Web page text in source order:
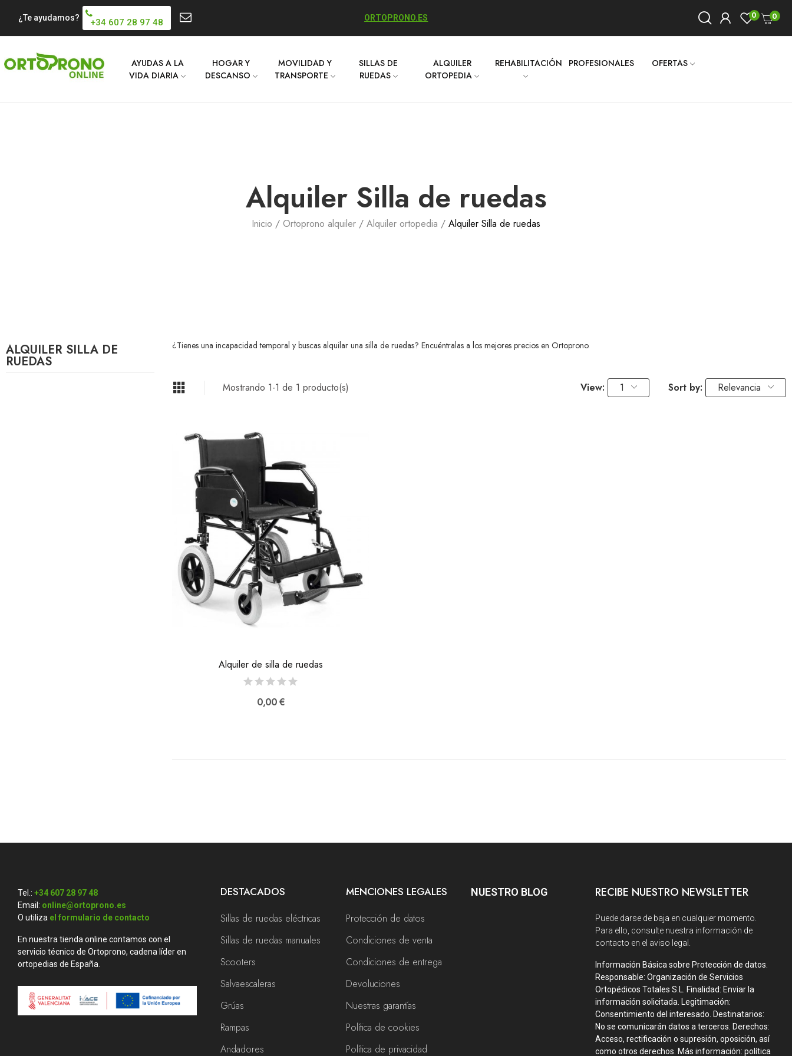
¿Te ayudamos? +34 607 28 97 48 ORTOPRONO.ES 0 0
AYUDAS A LA
VIDA DIARIA
HOGAR Y
DESCANSO
MOVILIDAD Y
TRANSPORTE
SILLAS DE
RUEDAS
ALQUILER
ORTOPEDIA
REHABILITACIÓN PROFESIONALES OFERTAS
Alquiler Silla de ruedas
Inicio Ortoprono alquiler Alquiler ortopedia Alquiler Silla de ruedas
ALQUILER SILLA DE
RUEDAS
¿Tienes una incapacidad temporal y buscas alquilar una silla de ruedas? Encuéntralas a los mejores precios en Ortoprono.
Mostrando 1-1 de 1 producto(s) View: 1 Sort by: Relevancia
Alquiler de silla de ruedas
0,00 €
Tel.: +34 607 28 97 48
Email: online@ortoprono.es
O utiliza el formulario de contacto
En nuestra tienda online contamos con el
servicio técnico de Ortoprono, cadena líder en
ortopedias de España.
DESTACADOS
Sillas de ruedas eléctricas
Sillas de ruedas manuales
Scooters
Salvaescaleras
Grúas
Rampas
Andadores
MENCIONES LEGALES
Protección de datos
Condiciones de venta
Condiciones de entrega
Devoluciones
Nuestras garantías
Política de cookies
Política de privacidad
NUESTRO BLOG RECIBE NUESTRO NEWSLETTER
Puede darse de baja en cualquier momento.
Para ello, consulte nuestra información de
contacto en el aviso legal.
Información Básica sobre Protección de datos.
Responsable: Organización de Servicios
Ortopédicos Totales S.L. Finalidad: Enviar la
información solicitada. Legitimación:
Consentimiento del interesado. Destinatarios:
No se comunicarán datos a terceros. Derechos:
Acceso, rectificación o supresión, oposición, así
como otros derechos. Más información: política